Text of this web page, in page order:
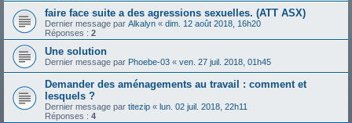
faire face suite a des agressions sexuelles. (ATT ASX)
Dernier message par Alkalyn « dim. 12 août 2018, 16h20
Réponses : 2
Une solution
Dernier message par Phoebe-03 « ven. 27 juil. 2018, 01h45
Demander des aménagements au travail : comment et
lesquels ?
Dernier message par titezip « lun. 02 juil. 2018, 22h11
Réponses : 4